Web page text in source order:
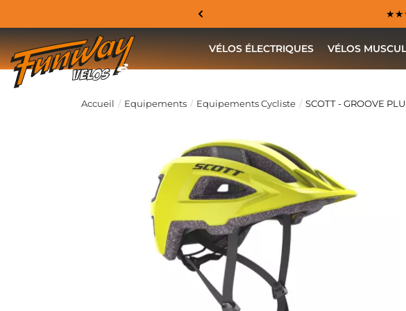
VÉLOS ÉLECTRIQUES VÉLOS
Accueil Equipements Equipements Cycliste SCOTT - GROOVE
J'ai acheté un
octobre 2024 et,